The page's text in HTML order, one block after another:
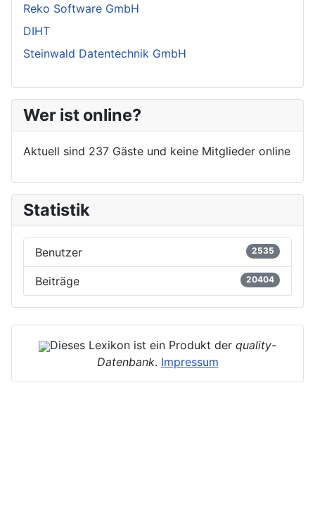
Reko Software GmbH
DIHT
Steinwald Datentechnik GmbH
Wer ist online?
Aktuell sind 237 Gäste und keine Mitglieder online
Statistik
Benutzer 2535
Beiträge 20404
Dieses Lexikon ist ein Produkt der quality-
Datenbank. Impressum